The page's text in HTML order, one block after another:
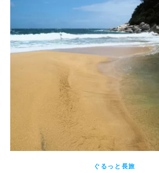
ぐるっと長旅